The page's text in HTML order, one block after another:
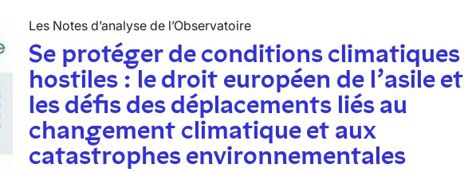
Les Notes d’analyse de l’Observatoire
Se protéger de conditions climatiques
hostiles : le droit européen de l’asile et
les défis des déplacements liés au
changement climatique et aux
catastrophes environnementales